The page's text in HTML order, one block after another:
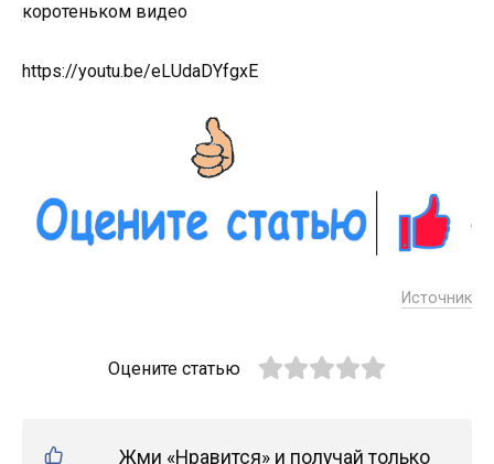
коротеньком видео
https://youtu.be/eLUdaDYfgxE
Источник
Оцените статью
Жми «Нравится» и получай только